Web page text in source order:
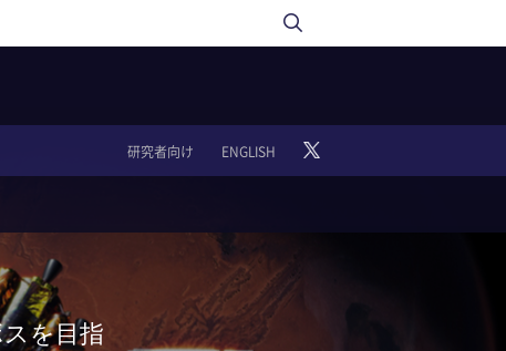
研究者向け ENGLISH
を目指